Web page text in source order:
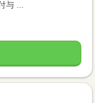
...